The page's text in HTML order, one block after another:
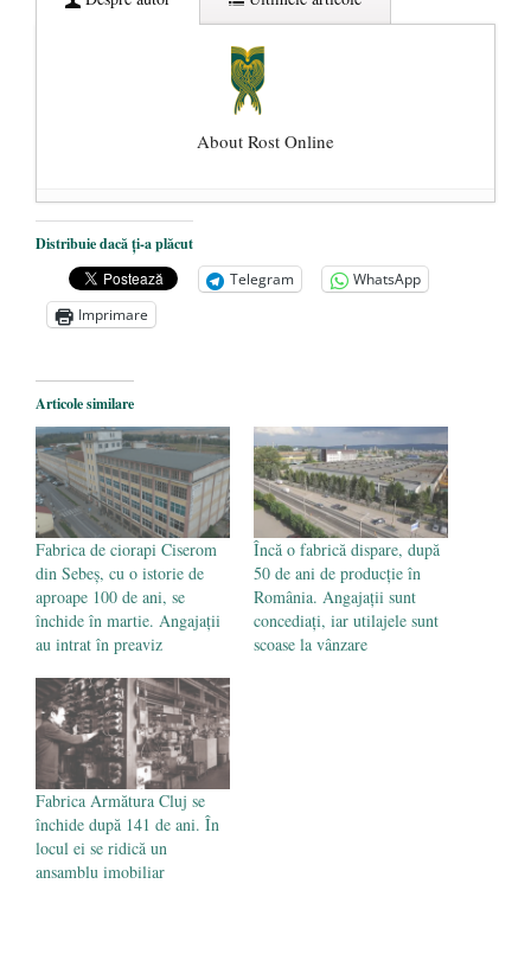
About Rost Online
Dezvăluiri cutremurătoare despre
președintele Ucrainei, Volodymyr
Zelensky
- 13 mai 2026
Statul care servește Națiunea
Legea Vexler produce efecte. Bustul
poetului Octavian Goga, înlăturat din Iași
- 16 aprilie 2026
Distribuie dacă ți-a plăcut
Telegram
WhatsApp
Imprimare
Articole similare
Fabrica de ciorapi Ciserom
din Sebeș, cu o istorie de
aproape 100 de ani, se
închide în martie. Angajații
au intrat în preaviz
Încă o fabrică dispare, după
50 de ani de producție în
România. Angajații sunt
concediați, iar utilajele sunt
scoase la vânzare
Fabrica Armătura Cluj se
închide după 141 de ani. În
locul ei se ridică un
ansamblu imobiliar